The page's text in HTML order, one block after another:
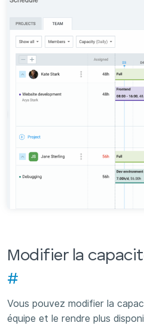
Modifier la
#
Vous pouvez modifier la
équipe et le rendre plus